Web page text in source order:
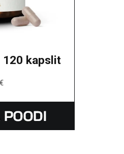
120 kapslit
€